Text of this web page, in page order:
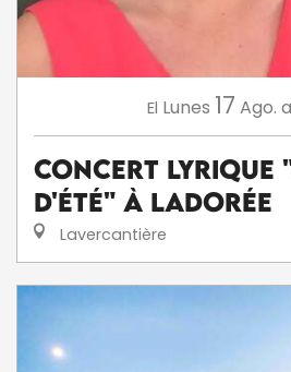
El Lunes 17 Ago.
Concert lyrique
d'été" à Ladorée
Lavercantière